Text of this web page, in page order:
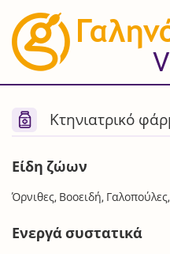
Κτηνιατρικό
Είδη ζώων
Όρνιθες, Βοοειδή, Γαλοπούλες,
Ενεργά συστατικά